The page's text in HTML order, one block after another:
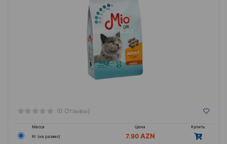
пищеварения, мочевыделительной системы и
общего баланса организма.
Mio-это практичный и надёжный выбор для
владельцев, которые хотят обеспечить своему
питомцу стабильное качество питания, пользу
и комфорт каждый день.
(0 Отзывы)
Масса Цена
Купить
Кг (на развес)
7.90